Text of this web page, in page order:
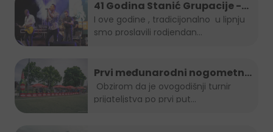
41 Godina Stanić Grupacije -
koncert Indira Forza i Berin
Buturović
I ove godine , tradicijonalno u lipnju
smo proslavili rodjendan...
Prvi međunarodni nogometni
turnir prijateljstva
prijateljstva po prvi put...